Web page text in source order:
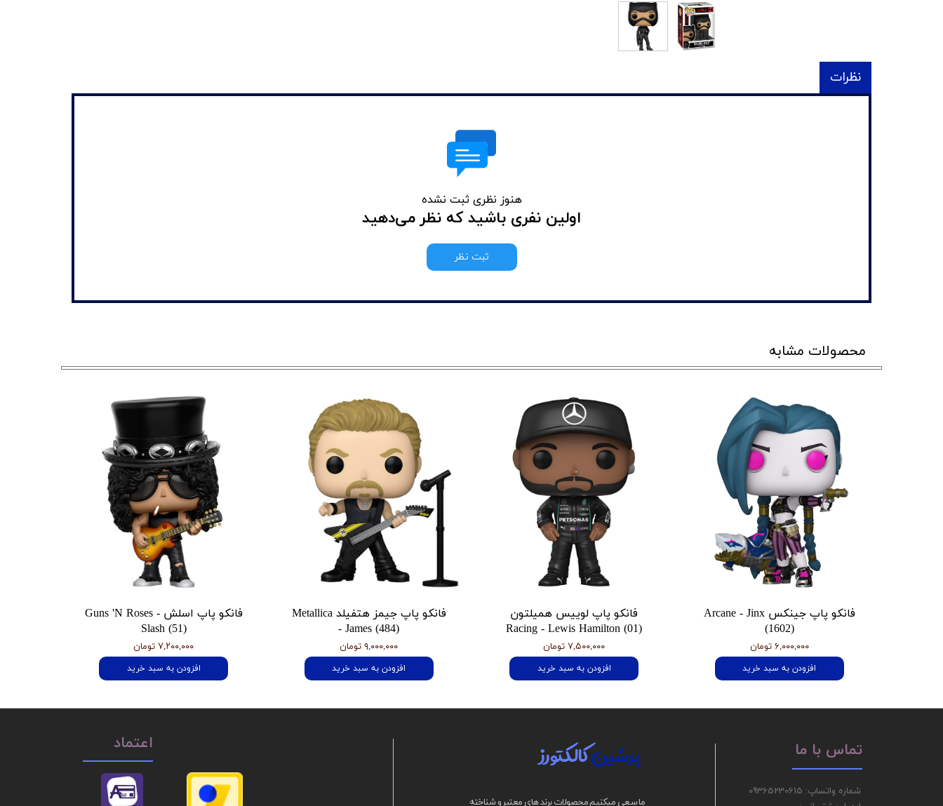
نظرات
هنوز نظری ثبت نشده
اولین نفری باشید که نظر می‌دهید
ثبت نظر
محصولات مشابه
فانکو پاپ جینکس Arcane - Jinx
(1602)
۶,۰۰۰,۰۰۰ تومان
افزودن به سبد خرید
فانکو پاپ لوییس همیلتون
Racing - Lewis Hamilton (01)
۷,۵۰۰,۰۰۰ تومان
افزودن به سبد خرید
فانکو پاپ جیمز هتفیلد Metallica
- James (484)
۹,۰۰۰,۰۰۰ تومان
افزودن به سبد خرید
فانکو پاپ اسلش Guns 'N Roses -
Slash (51)
۷,۲۰۰,۰۰۰ تومان
افزودن به سبد خرید
ما سعی میکنیم محصولات برند های معتبر و شناخته
پرشینکالکتورز
شماره واتساپ: 09365230615
تماس با ما اعتماد